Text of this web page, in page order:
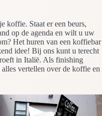
koffie. Staat er een beurs,
op de agenda en wilt u uw
Het huren van een koffiebar
idee! Bij ons kunt u terecht
in Italië. Als finishing
alles vertellen over de koffie en